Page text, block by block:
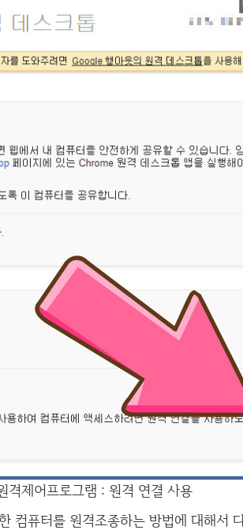
격제어프로그램 : 원격 연결 사용
컴퓨터를 원격조종하는 방법에 대해서